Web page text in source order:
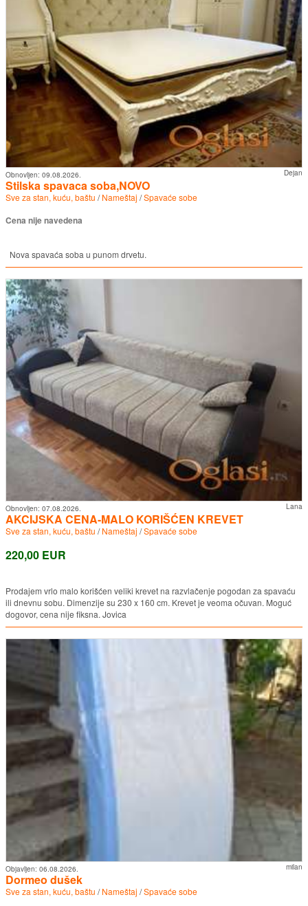
Dejan
Obnovljen: 09.08.2026.
Stilska spavaca soba,NOVO
Sve za stan, kuću, baštu /Nameštaj /Spavaće sobe
Cena nije navedena
Nova spavaća soba u punom drvetu.
Lana
Obnovljen: 07.08.2026.
AKCIJSKA CENA-MALO KORIŠĆEN KREVET
Sve za stan, kuću, baštu /Nameštaj /Spavaće sobe
220,00 EUR
Prodajem vrlo malo korišćen veliki krevet na razvlačenje pogodan za spavaću
ili dnevnu sobu. Dimenzije su 230 x 160 cm. Krevet je veoma očuvan. Moguć
dogovor, cena nije fiksna. Jovica
milan
Objavljen: 06.08.2026.
Dormeo dušek
Sve za stan, kuću, baštu /Nameštaj /Spavaće sobe